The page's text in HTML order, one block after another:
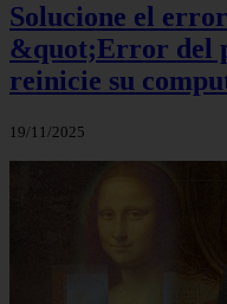
Solucione el
&quot;Error del
reinicie su
19/11/2025